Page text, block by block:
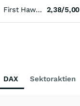
First Hawaiian 2,38/5,00
DAX Sektoraktien